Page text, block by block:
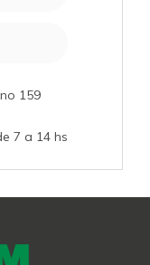
159
7 a 14 hs